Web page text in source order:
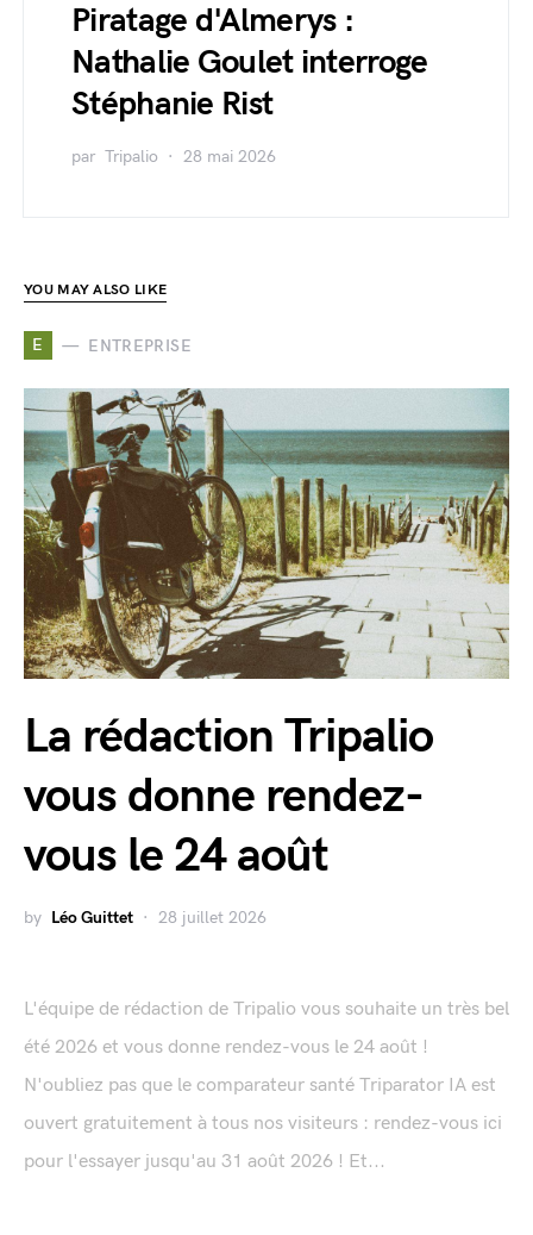
Piratage d'Almerys :
Nathalie Goulet interroge
Stéphanie Rist
par Tripalio 28 mai 2026
YOU MAY ALSO LIKE
E ENTREPRISE
La rédaction Tripalio
vous donne rendez-
vous le 24 août
by Léo Guittet 28 juillet 2026
L'équipe de rédaction de Tripalio vous souhaite un très bel
été 2026 et vous donne rendez-vous le 24 août !
N'oubliez pas que le comparateur santé Triparator IA est
ouvert gratuitement à tous nos visiteurs : rendez-vous ici
pour l'essayer jusqu'au 31 août 2026 ! Et...